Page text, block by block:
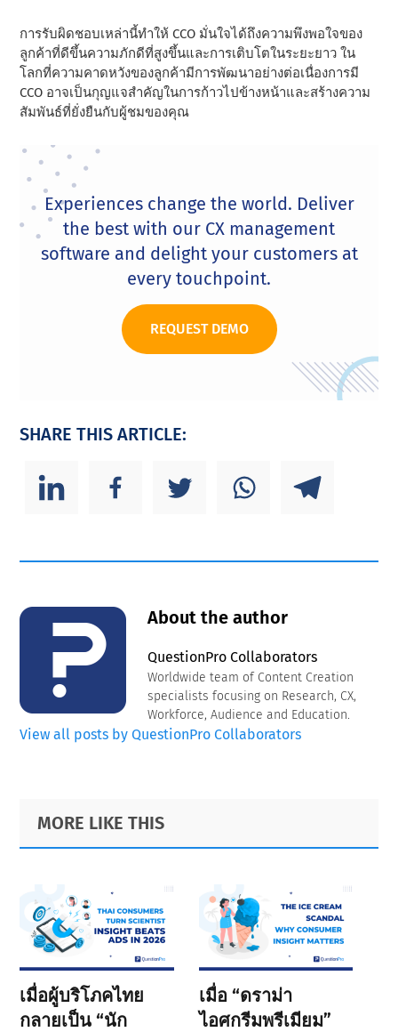
การรับผิดชอบเหล่านี้ทําให้ CCO มั่นใจได้ถึงความพึงพอใจของ
ลูกค้าที่ดีขึ้นความภักดีที่สูงขึ้นและการเติบโตในระยะยาว ใน
โลกที่ความคาดหวังของลูกค้ามีการพัฒนาอย่างต่อเนื่องการมี
CCO อาจเป็นกุญแจสําคัญในการก้าวไปข้างหน้าและสร้างความ
สัมพันธ์ที่ยั่งยืนกับผู้ชมของคุณ
Experiences change the world. Deliver
the best with our CX management
software and delight your customers at
every touchpoint.
REQUEST DEMO
SHARE THIS ARTICLE:
About the author
QuestionPro Collaborators
Worldwide team of Content Creation
specialists focusing on Research, CX,
Workforce, Audience and Education.
View all posts by QuestionPro Collaborators
Primary
Sidebar
Footer
MORE LIKE THIS
เมื่อผู้บริโภคไทย
กลายเป็น “นัก
เมื่อ “ดราม่า
ไอศกรีมพรีเมียม”